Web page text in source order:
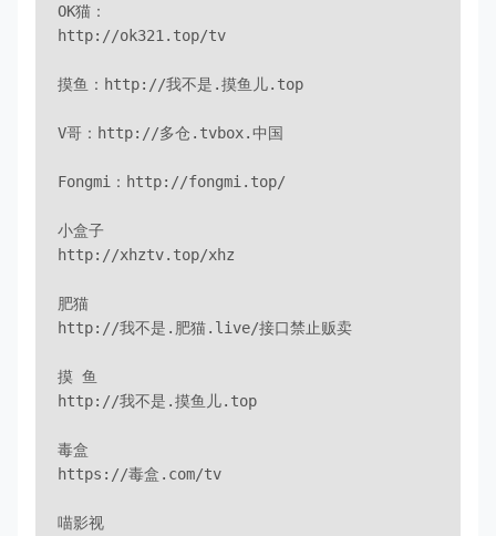
OK猫：
http://ok321.top/tv
摸鱼：http://我不是.摸鱼儿.top
V哥：http://多仓.tvbox.中国
Fongmi：http://fongmi.top/
小盒子
http://xhztv.top/xhz
肥猫
http://我不是.肥猫.live/接口禁止贩卖
摸 鱼
http://我不是.摸鱼儿.top
毒盒
https://毒盒.com/tv
喵影视